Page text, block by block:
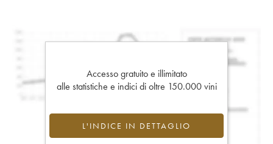
Accesso gratuito e illimitato
alle statistiche e indici di oltre 150.000 vini
L'INDICE IN DETTAGLIO